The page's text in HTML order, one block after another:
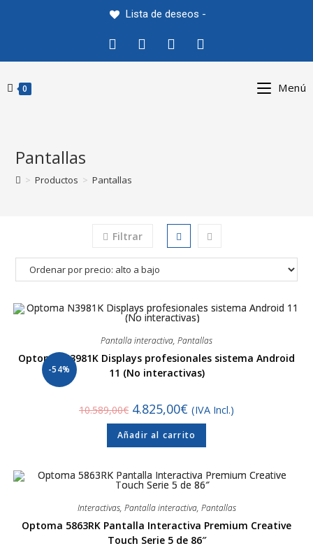
Lista de deseos -
0 Menú
Pantallas
> Productos > Pantallas
Filtrar
-54%
Pantalla interactiva, Pantallas
Optoma N3981K Displays profesionales sistema Android
11 (No interactivas)
10.589,00€ 4.825,00€ (IVA Incl.)
Añadir al carrito
Interactivas, Pantalla interactiva, Pantallas
Optoma 5863RK Pantalla Interactiva Premium Creative
Touch Serie 5 de 86″